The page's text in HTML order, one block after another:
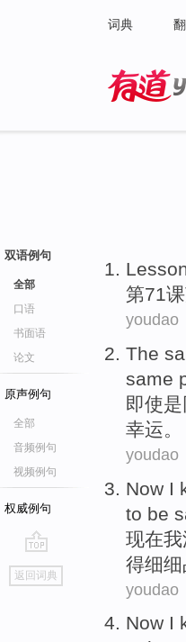
词典
双语例句
全部
口语
书面语
论文
原声例句
全部
音频例句
视频例句
权威例句
go
top
返回词典
第71课
youdao
The
same
即使是
幸运。
youdao
Now I
to be
现在我
得细细
youdao
Now I